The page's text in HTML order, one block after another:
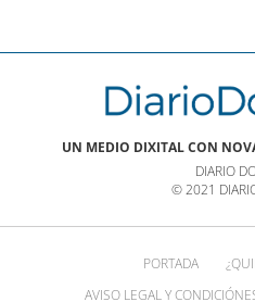
UN MEDIO DIXITAL CON
DIARIO
© 2021
PORTADA
AVISO LEGAL Y